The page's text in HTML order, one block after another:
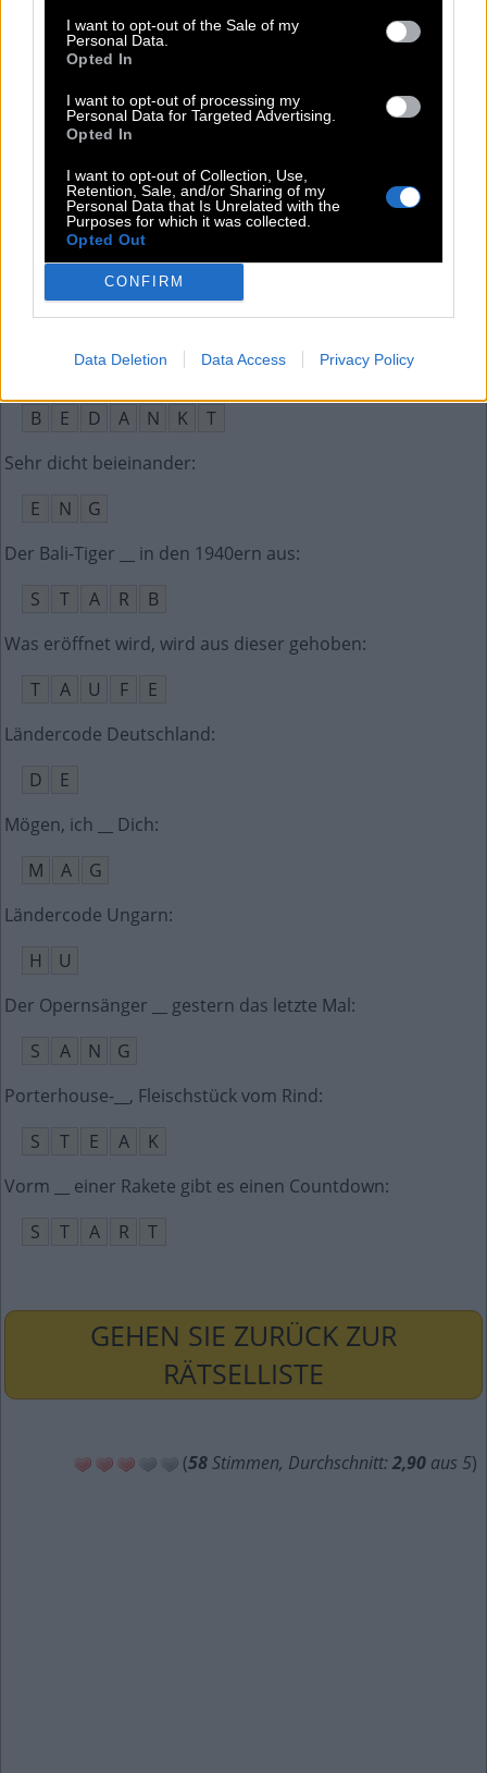
I want to opt-out of the Sale of my
Personal Data.
Opted In
I want to opt-out of processing my
Personal Data for Targeted Advertising.
Opted In
I want to opt-out of Collection, Use,
Retention, Sale, and/or Sharing of my
Personal Data that Is Unrelated with the
Purposes for which it was collected.
Opted Out
CONFIRM
Data Deletion Data Access Privacy Policy
T
Ugs. und kurz für Schmerz:
U
A
Englisches Wort für Meer:
E
A
Längster Zufluss der Mosel
Holländische Antwort bei Übergabe eines Geschenks
B
E D A N K
T
Sehr dicht beieinander:
E
N
G
Der Bali-Tiger __ in den 1940ern aus:
S
T A R
B
Was eröffnet wird, wird aus dieser gehoben:
T
A U F
E
Ländercode Deutschland:
D
E
Mögen, ich __ Dich:
M
A
G
Ländercode Ungarn:
H
U
Der Opernsänger __ gestern das letzte Mal:
S
A N
G
Porterhouse-__, Fleischstück vom Rind:
S
T E A
K
Vorm __ einer Rakete gibt es einen Countdown:
S
T A R T
GEHEN SIE ZURÜCK ZUR
RÄTSELLISTE
(58Stimmen, Durchschnitt: 2,90 aus 5)